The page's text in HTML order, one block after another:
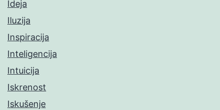
Ideja
Iluzija
Inspiracija
Inteligencija
Intuicija
Iskrenost
Iskušenje